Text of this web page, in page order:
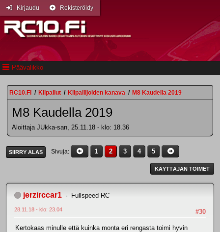
Päävalikko
Kirjaudu Rekisteröidy
RC10.FI / Kilpailut / Kilpailijoiden kanava / M8 Kaudella 2019
M8 Kaudella 2019
Aloittaja JUkka-san, 25.11.18 - klo: 18.36
SIIRRY ALAS Sivuja 1 2 3 4 5
KÄYTTÄJÄN TOIMET
jerzirccar1 Fullspeed RC
#30
28.11.18 - klo: 23.04
Kertokaas minulle että kuinka monta eri rengasta toimi hyvin